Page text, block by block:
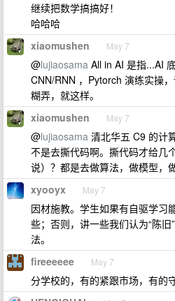
继续把数学搞搞好！
哈哈哈
xiaomushen May 7
@lujiaosama All in AI 是指...AI
CNN/RNN ，Pytorch 演练实操
糊弄，就这样。
xiaomushen May 7
@lujiaosama 清北华五 C9 的计
不是去撕代码啊。撕代码才给几
说）？都是去做算法，做模型，
xyooyx May 7
因材施教。学生如果有自驱学习
些；否则，讲一些我们认为“陈
法。
fireeeeee May 7
分学校的，有的紧跟市场，有的